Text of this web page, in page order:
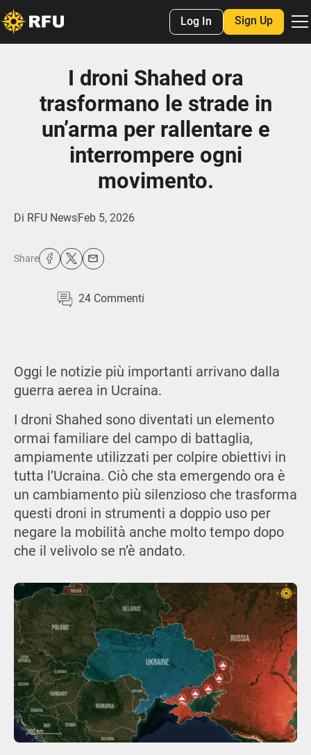
Log In Sign Up
I droni Shahed ora
trasformano le strade in
un’arma per rallentare e
interrompere ogni
movimento.
Di RFU NewsFeb 5, 2026
Share
24 Commenti
Oggi le notizie più importanti arrivano dalla
guerra aerea in Ucraina.
I droni Shahed sono diventati un elemento
ormai familiare del campo di battaglia,
ampiamente utilizzati per colpire obiettivi in
tutta l’Ucraina. Ciò che sta emergendo ora è
un cambiamento più silenzioso che trasforma
questi droni in strumenti a doppio uso per
negare la mobilità anche molto tempo dopo
che il velivolo se n’è andato.